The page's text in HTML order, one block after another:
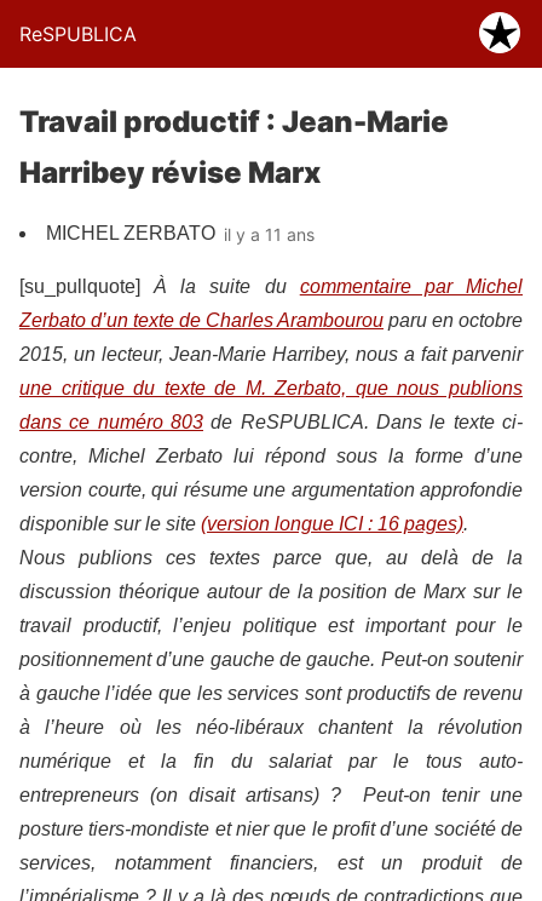
ReSPUBLICA
Travail productif : Jean-Marie
Harribey révise Marx
MICHEL ZERBATO il y a 11 ans
[su_pullquote]À la suite du commentaire par Michel
Zerbato d’un texte de Charles Arambourou paru en octobre
2015, un lecteur, Jean-Marie Harribey, nous a fait parvenir
une critique du texte de M. Zerbato, que nous publions
dans ce numéro 803 de ReSPUBLICA. Dans le texte ci-
contre, Michel Zerbato lui répond sous la forme d’une
version courte, qui résume une argumentation approfondie
disponible sur le site (version longue ICI : 16 pages).
Nous publions ces textes parce que, au delà de la
discussion théorique autour de la position de Marx sur le
travail productif, l’enjeu politique est important pour le
positionnement d’une gauche de gauche. Peut-on soutenir
à gauche l’idée que les services sont productifs de revenu
à l’heure où les néo-libéraux chantent la révolution
numérique et la fin du salariat par le tous auto-
entrepreneurs (on disait artisans) ? Peut-on tenir une
posture tiers-mondiste et nier que le profit d’une société de
services, notamment financiers, est un produit de
l’impérialisme ? Il y a là des nœuds de contradictions que